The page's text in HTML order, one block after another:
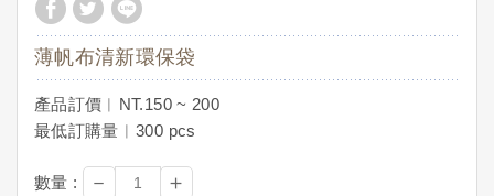
薄帆布清新環保袋
產品訂價︱NT.150 ~ 200
最低訂購量︱300 pcs
數量 : － ＋